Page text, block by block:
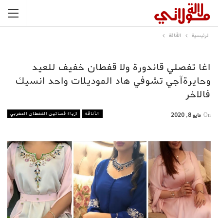
الرئيسية الأناقة
اغا تفصلي قاندورة ولا قفطان خفيف للعيد
وحايرةآجي تشوفي هاد الموديلات واحد انسيك
فالاخر
الأناقة ازياء فساتين القفطان المغربي On مايو 8, 2020